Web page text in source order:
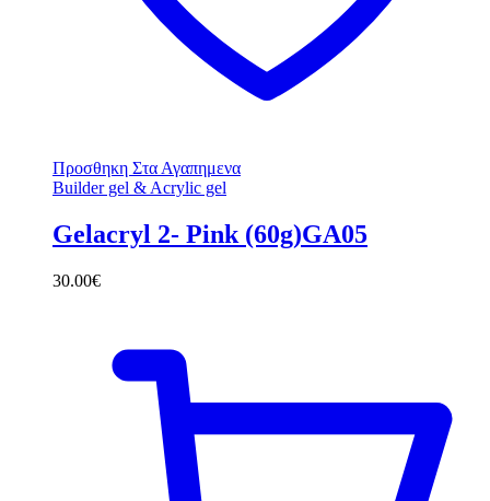
Προσθηκη Στα Αγαπημενα
Builder gel & Acrylic gel
Gelacryl 2- Pink (60g)GA05
30.00€